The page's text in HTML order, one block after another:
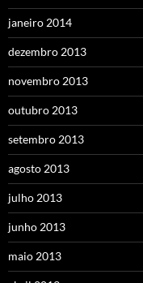
janeiro 2014
dezembro 2013
novembro 2013
outubro 2013
setembro 2013
agosto 2013
julho 2013
junho 2013
maio 2013